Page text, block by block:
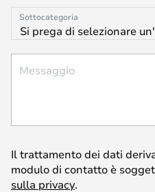
Sottocategoria
Messaggio
Il trattamento dei dati
modulo di contatto è
sulla privacy.